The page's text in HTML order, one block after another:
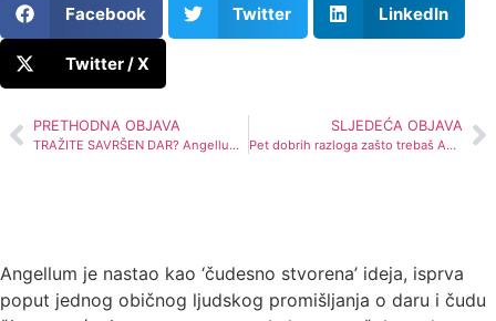
Facebook Twitter LinkedIn
Twitter / X
PRETHODNA OBJAVA
TRAŽITE SAVRŠEN DAR? Angellum je otvorio svoju prvu trgovinu – u Solinu
SLJEDEĆA OBJAVA
Pet dobrih razloga zašto trebaš Angellum svijeću
Angellum je nastao kao ‘čudesno stvorena’ ideja, isprva
poput jednog običnog ljudskog promišljanja o daru i čudu